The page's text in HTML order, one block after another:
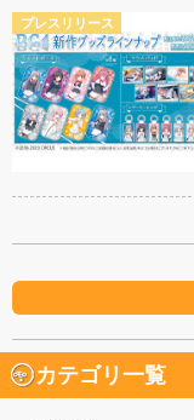
プレスリリース
カテゴリ一覧